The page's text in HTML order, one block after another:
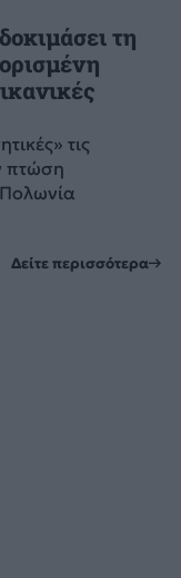
τη
τις
πτώση
Δείτε περισσότερα